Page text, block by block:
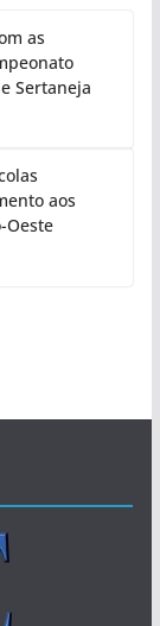
as
Sertaneja
aos
Oeste